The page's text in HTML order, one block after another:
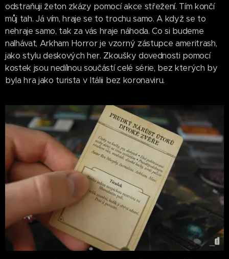
odstraňuji žeton zkázy pomocí akce střežení. Tím končí
můj tah. Já vím, hraje se to trochu samo. A když se to
nehraje samo, tak za vás hraje náhoda. Co si budeme
nalhávat, Arkham Horror je vzorný zástupce ameritrash,
jako stylu deskových her. Zkoušky dovednosti pomocí
kostek jsou nedílnou součástí celé série, bez kterých by
byla hra jako turista v Itálii bez koronaviru.